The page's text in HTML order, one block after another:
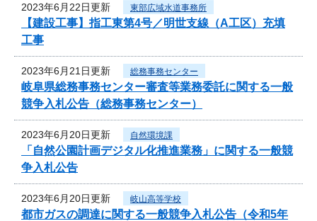
2023年6月22日更新 東部広域水道事務所
【建設工事】指工東第4号／明世支線（A工区）充填
工事
2023年6月21日更新 総務事務センター
岐阜県総務事務センター審査等業務委託に関する一般
競争入札公告（総務事務センター）
2023年6月20日更新 自然環境課
「自然公園計画デジタル化推進業務」に関する一般競
争入札公告
2023年6月20日更新 岐山高等学校
都市ガスの調達に関する一般競争入札公告（令和5年